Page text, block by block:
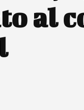
al